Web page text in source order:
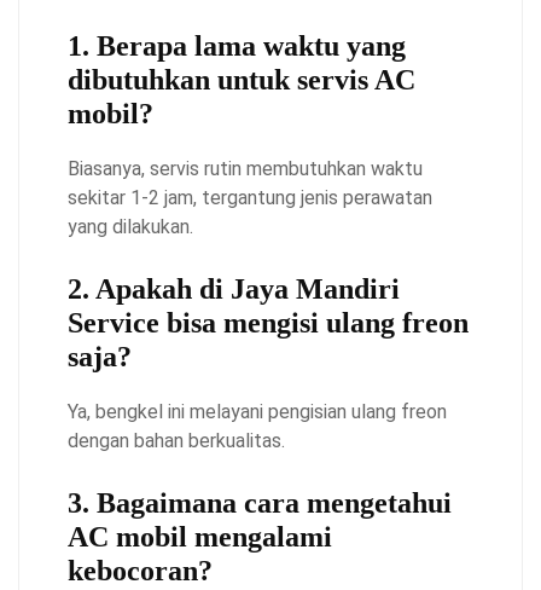
1. Berapa lama waktu yang
dibutuhkan untuk servis AC
mobil?
Biasanya, servis rutin membutuhkan waktu
sekitar 1-2 jam, tergantung jenis perawatan
yang dilakukan.
2. Apakah di Jaya Mandiri
Service bisa mengisi ulang freon
saja?
Ya, bengkel ini melayani pengisian ulang freon
dengan bahan berkualitas.
3. Bagaimana cara mengetahui
AC mobil mengalami
kebocoran?